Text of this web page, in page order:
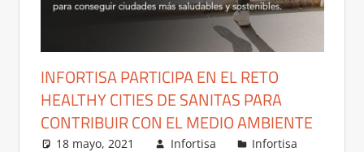
INFORTISA PARTICIPA EN EL RETO
HEALTHY CITIES DE SANITAS PARA
CONTRIBUIR CON EL MEDIO AMBIENTE
18 mayo, 2021 Infortisa
Infortisa